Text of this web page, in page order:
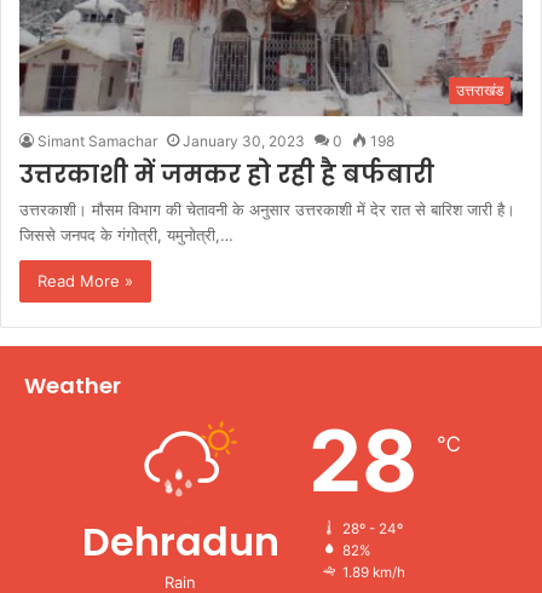
उत्तराखंड
Simant Samachar January 30, 2023 0 198
उत्तरकाशी में जमकर हो रही है बर्फबारी
उत्तरकाशी। मौसम विभाग की चेतावनी के अनुसार उत्तरकाशी में देर रात से बारिश जारी है।
जिससे जनपद के गंगोत्री, यमुनोत्री,…
Read More »
Weather
Dehradun
Rain
28 ℃
28º - 24º
82%
1.89 km/h